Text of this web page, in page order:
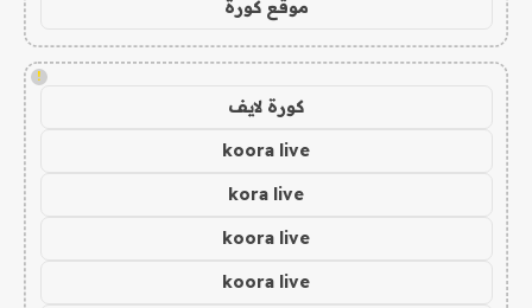
موقع كورة
!
كورة لايف
koora live
kora live
koora live
koora live